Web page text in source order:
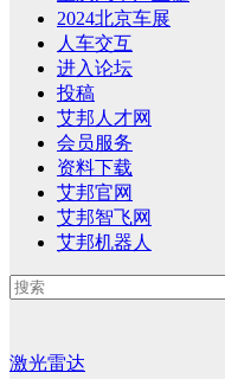
2024北京车展
人车交互
进入论坛
投稿
艾邦人才网
会员服务
资料下载
艾邦官网
艾邦智飞网
艾邦机器人
激光雷达